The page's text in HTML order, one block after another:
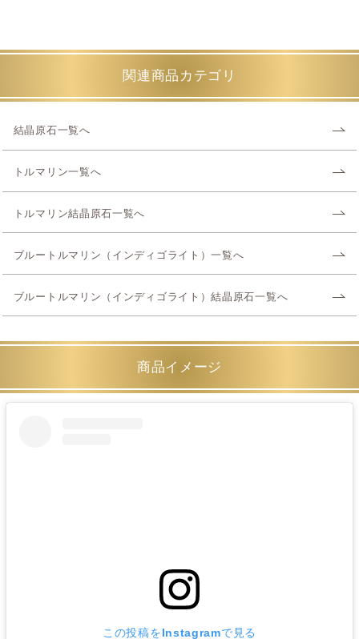
関連商品カテゴリ
結晶原石一覧へ
トルマリン一覧へ
トルマリン結晶原石一覧へ
ブルートルマリン（インディゴライト）一覧へ
ブルートルマリン（インディゴライト）結晶原石一覧へ
商品イメージ
この投稿をInstagramで見る